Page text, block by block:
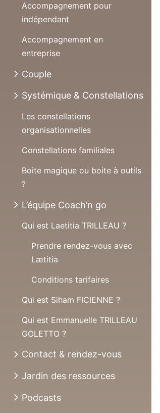
Accompagnement pour
indépendant
Accompagnement en
entreprise
Couple
Systémique & Constellations
Les constellations
organisationnelles
Constellations familiales
Boite magique ou boite à outils
?
L’équipe Coach’n go
Qui est Laetitia TRILLEAU ?
Prendre rendez-vous avec
Lætitia
Conditions tarifaires
Qui est Siham FICIENNE ?
Qui est Emmanuelle TRILLEAU
GOLETTO ?
Contact & rendez-vous
Jardin des ressources
Podcasts